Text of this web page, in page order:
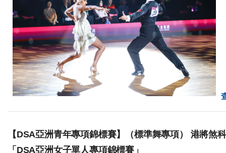
【DSA亞洲青年專項錦標賽】（標準舞專項） 港將
「DSA亞洲女子單人專項錦標賽」